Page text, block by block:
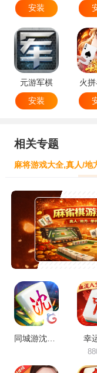
安装
元游军棋
安装
火
相关专题
麻将游戏大全,真人/地
同城游沈阳麻将 幸